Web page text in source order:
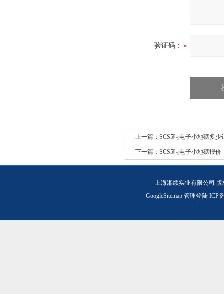
验证码：
上一篇： SCS5吨电子小地磅多少
下一篇： SCS5吨电子小地磅报价
上海湘续实业有限公司
GoogleSitemap 管理登陆ICP